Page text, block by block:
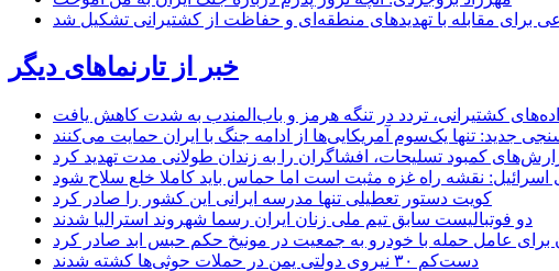
برای مقابله با تهدیدهای منطقه‌ای و حفاظت از کشتیرانی تشکیل شد
خبر از تارنماهای دیگر
کشتیرانی، تردد در تنگه هرمز و باب‌المندب به شدت کاهش یافت
جدید: تنها یک‌سوم آمریکایی‌ها از ادامه جنگ با ایران حمایت می‌کنند
کمبود تسلیحات، افشاگران را به زندان طولانی مدت تهدید کرد
نقشه راه غزه مثبت است اما حماس باید کاملا خلع سلاح شود
کویت دستور تعطیلی تنها مدرسه ایرانی این کشور را صادر کرد
دو فوتبالیست سابق تیم ملی زنان ایران رسما شهروند استرالیا شدند
برای عامل حمله با خودرو به جمعیت در مونیخ حکم حبس ابد صادر کرد
دست‌کم ۳۰ نیروی دولتی یمن در حملات حوثی‌ها کشته شدند